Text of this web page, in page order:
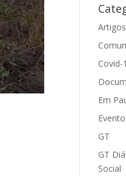
Covid-
Em
GT
GT
Social